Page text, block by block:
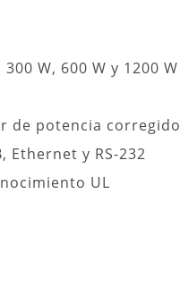
W, 600 W y 1200 W
de potencia corregido
Ethernet y RS-232
UL